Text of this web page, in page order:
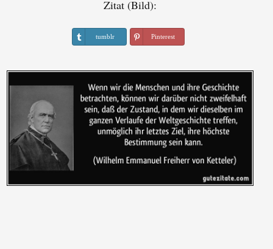
Zitat (Bild):
tumblr Pinterest